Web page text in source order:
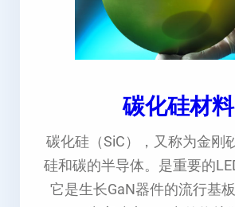
碳化硅材料
碳化硅（SiC），又称为金刚
硅和碳的半导体。是重要的
它是生长GaN器件的流行基